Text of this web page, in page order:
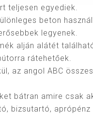
teljesen egyediek.
beton
legyenek.
alján alátét
rátehetőek.
az angol ABC
bátran amire csak
bizsutartó, aprópénz